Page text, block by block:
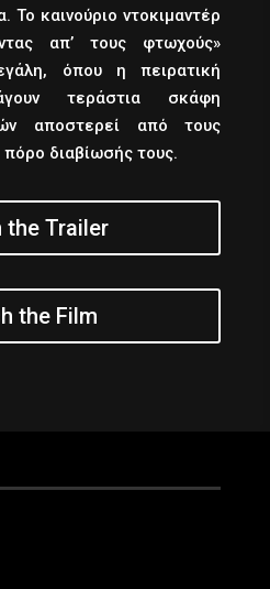
Το καινούριο ντοκιμαντέρ
απ’ τους φτωχούς»
όπου η πειρατική
τεράστια σκάφη
αποστερεί από τους
πόρο διαβίωσής τους.
the Trailer
the Film